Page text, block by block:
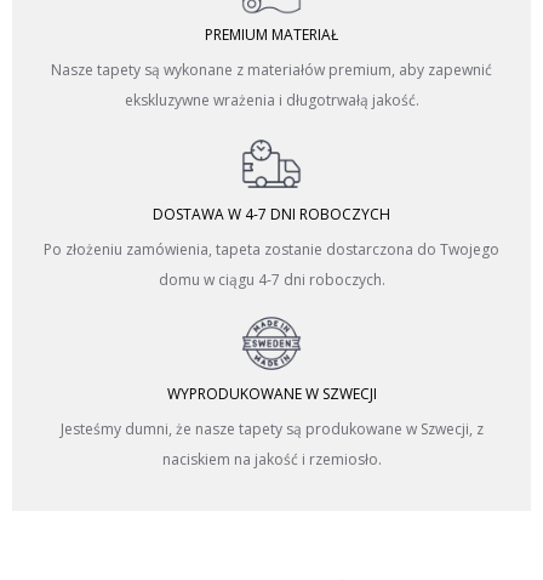
PREMIUM MATERIAŁ
Nasze tapety są wykonane z materiałów premium, aby zapewnić
ekskluzywne wrażenia i długotrwałą jakość.
DOSTAWA W 4-7 DNI ROBOCZYCH
Po złożeniu zamówienia, tapeta zostanie dostarczona do Twojego
domu w ciągu 4-7 dni roboczych.
WYPRODUKOWANE W SZWECJI
Jesteśmy dumni, że nasze tapety są produkowane w Szwecji, z
naciskiem na jakość i rzemiosło.